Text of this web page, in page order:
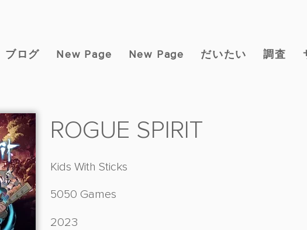
ブログ New Page New Page だいたい 調査
ROGUE SPIRIT
Kids With Sticks
5050 Games
2023